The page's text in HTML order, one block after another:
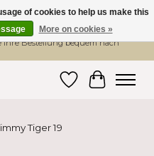
Schule, Büro, Papier,
Ihre Bestellung bequem nach
WishlistCart
Tiger 19
of cookies to help us make this
More on cookies »